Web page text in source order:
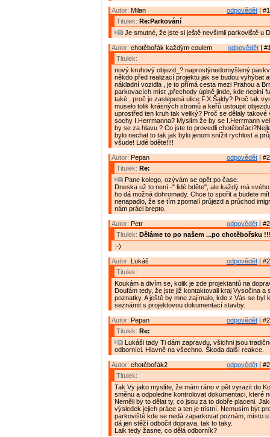
odpovědět |
Autor: Milan
Titulek: Re:Parkování
Je smutné, že jste si ještě nevšimli parkoviště u
odpovědět |
Autor: chotěbořák každým coulem
Titulek:
nový kruhový objezd_?:naprostýnedomyšlený
někdo před realizací projektu jak se budou vyhýbat
nákladní vozidla , je to přímá cesta mezi Prahou a
parkovacích míst ,přechody úplně jinde, kde neplní
také , proč je zaslepená ulice F.X.Šaldy? Proč tak
muselo tolik krásných stromů a keřů ustoupit
uprostřed ten kruh tak veliký? Proč se dělaly takové
sochy I.Herrmanna? Myslím že by se I.Herrmann
by se za hlavu ? Co jste to provedli
bylo nechat to tak jak bylo jenom snížit rychlost a
všude! Lidé bděte!!!!
odpovědět |
Autor: Pepan
Titulek: Re:
Pane kolego, ozývám se opět po čase.
Dneska už to není -" lidé bděte", ale každý má
ho dá možná dohromady. Chce to spořit a budete
nenapadlo, že se tím zpomalí průjezd a průchod
nám práci brepto.
odpovědět |
Autor: Petr
Titulek: Děláme to po našem ...po chotěbořsku
:-)
odpovědět |
Autor: Lukáš
Titulek:
Koukám a divím se, kolik je zde projektantů na
Doufám tedy, že jste již kontaktovali kraj Vysočina a
poznatky. A ještě by mne zajímalo, kdo z Vás se byl
seznámit s projektovou dokumentací stavby.
odpovědět |
Autor: Pepan
Titulek: Re:
Lukáši tady Ti dám zapravdu, všichni jsou
odborníci. Hlavně na všechno. Škoda další reakce.
odpovědět |
Autor: chotěbořák2
Titulek:
Tak Vy jako myslíte, že mám ráno v pět vyrazit do
směnu a odpoledne kontrolovat dokumentaci, které
Neměli by to dělat ty, co jsou za to dobře placeni.
výsledek jejich práce a ten je tristní. Nemusím být
parkoviště kde se nedá zaparkovat poznám, místo
dá jen stěží odbočit doprava, tak to taky.
Laik tedy žasne, co dělá odborník?